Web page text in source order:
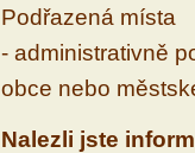
Podřazená místa
- administrativně
obce nebo
Nalezli jste